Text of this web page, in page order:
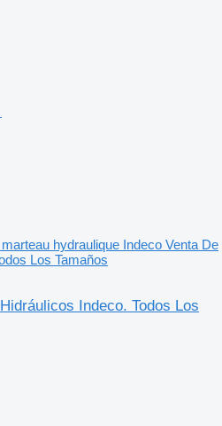
marteau hydraulique Indeco Venta De
Los Tamaños
Indeco. Todos Los